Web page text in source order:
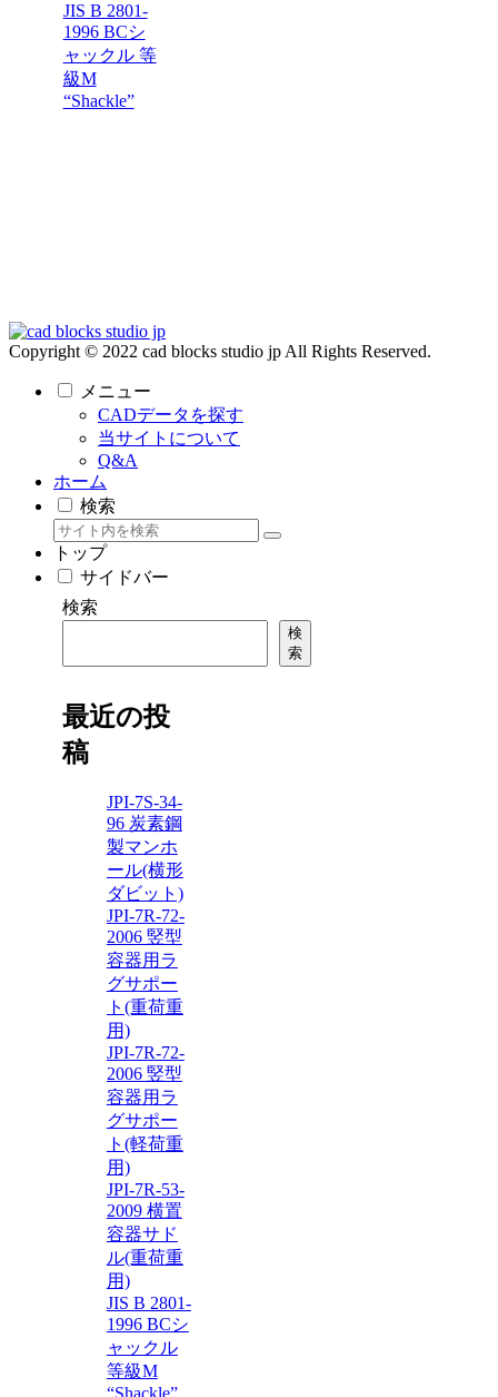
JIS B 2801-
1996 BCシ
ャックル 等
級M
“Shackle”
Copyright © 2022 cad blocks studio jp All Rights Reserved.
メニュー
CADデータを探す
当サイトについて
Q&A
ホーム
検索
トップ
サイドバー
検索
検
索
最近の投
稿
JPI-7S-34-
96 炭素鋼
製マンホ
ール(横形
ダビット)
JPI-7R-72-
2006 竪型
容器用ラ
グサポー
ト(重荷重
用)
JPI-7R-72-
2006 竪型
容器用ラ
グサポー
ト(軽荷重
用)
JPI-7R-53-
2009 横置
容器サド
ル(重荷重
用)
JIS B 2801-
1996 BCシ
ャックル
等級M
“Shackle”